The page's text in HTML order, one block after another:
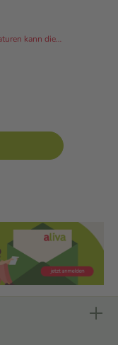
Hinweis: Aufgrund der hohen Temperaturen kann dieser Artikel derzeit nicht an Packstationen versendet werden.